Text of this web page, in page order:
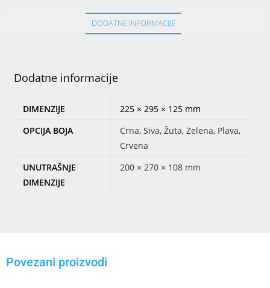
DODATNE INFORMACIJE
Dodatne informacije
DIMENZIJE
225 × 295 × 125 mm
OPCIJA BOJA
Crna, Siva, Žuta, Zelena, Plava,
Crvena
UNUTRAŠNJE
DIMENZIJE
200 × 270 × 108 mm
Povezani proizvodi